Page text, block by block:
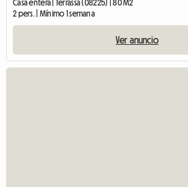
Casa entera | Terrassa (08225) | 80 M2
2 pers. | Mínimo 1 semana
Ver anuncio